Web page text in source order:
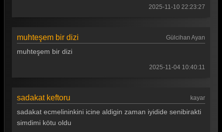
2025-11-10 22:23:27
muhteşem bir dizi Gülcihan Ayan
muhteşem bir dizi
2025-11-04 10:40:11
sadakat keftoru kayar
sadakat ecmelininkini icine aldigin zaman iyidide senibirakti
simdimi kötu oldu